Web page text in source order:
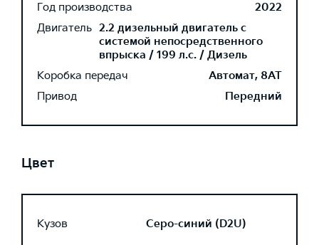
Год производства
2022
Двигатель 2.2 дизельный двигатель с
системой непосредственного
впрыска / 199 л.с. / Дизель
Коробка передач
Автомат, 8AT
Привод
Передний
Цвет
Кузов Серо-синий (D2U)